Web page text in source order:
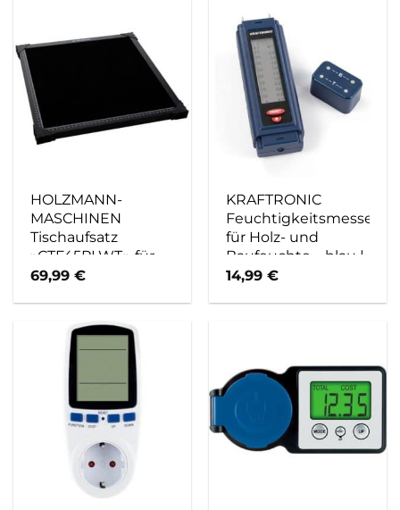
HOLZMANN-
MASCHINEN
Tischaufsatz
»CTF45PLWT«, für
CNC
69,99€
KRAFTRONIC
Feuchtigkeitsmesser,
für Holz- und
Baufeuchte – blau |
rot
14,99€